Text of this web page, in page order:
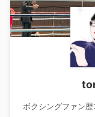
ボクシングファン